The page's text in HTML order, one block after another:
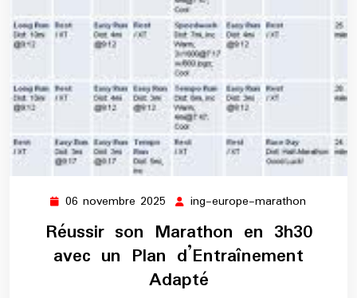
06 novembre 2025 06
novembre
2025
ing-europe-marathon
europe-
marathon
Réussir son Marathon en 3h30
avec un Plan d’Entraînement
Adapté